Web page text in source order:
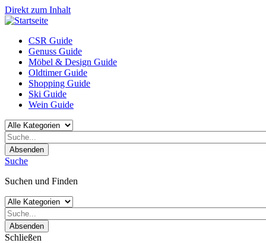
Direkt zum Inhalt
CSR Guide
Genuss Guide
Möbel & Design Guide
Oldtimer Guide
Shopping Guide
Ski Guide
Wein Guide
Absenden
Suche
Suchen und Finden
Absenden
Schließen